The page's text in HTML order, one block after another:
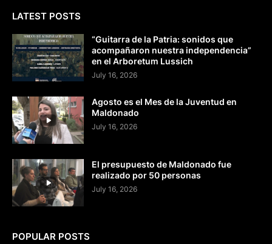
LATEST POSTS
“Guitarra de la Patria: sonidos que
acompañaron nuestra independencia”
en el Arboretum Lussich
July 16, 2026
Agosto es el Mes de la Juventud en
Maldonado
July 16, 2026
El presupuesto de Maldonado fue
realizado por 50 personas
July 16, 2026
POPULAR POSTS